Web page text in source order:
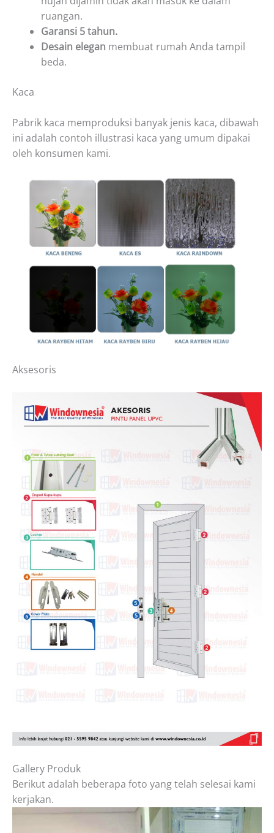
ruangan.
Garansi 5 tahun.
Desain elegan membuat rumah Anda tampil
beda.
Kaca
Pabrik kaca memproduksi banyak jenis kaca, dibawah
ini adalah contoh illustrasi kaca yang umum dipakai
oleh konsumen kami.
Aksesoris
Gallery Produk
Berikut adalah beberapa foto yang telah selesai kami
kerjakan.